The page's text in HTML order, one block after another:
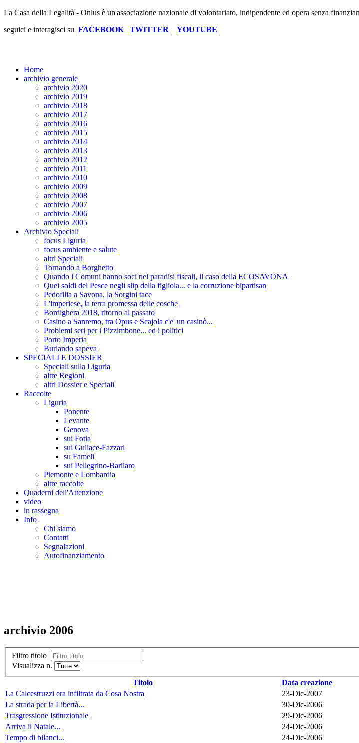
La Casa della Legalità - Onlus è un'associazione nazionale di volontariato, indipendente ed opera senza
seguici e interagisci su FACEBOOK TWITTER YOUTUBE
Home
archivio generale
archivio 2020
archivio 2019
archivio 2018
archivio 2017
archivio 2016
archivio 2015
archivio 2014
archivio 2013
archivio 2012
archivio 2011
archivio 2010
archivio 2009
archivio 2008
archivio 2007
archivio 2006
archivio 2005
Archivio Speciali
focus Liguria
focus ambiente e salute
altri Speciali
Tornando a Borghetto
Quando i Comuni hanno soci nei paradisi fiscali, il caso della ECOSAVONA
Quei soldi del Pesce negli slip della figliola... e la corruzione bipartisan
Pedofilia a Savona, la Sorgini tace
L'imperiese, la terra promessa delle cosche
Bordighera 2018, ritorno al passato
Casino a Sanremo, tra Opus e Scajola c'e' un casinò...
Problemi seri per i Pizzimbone... ed i politici
Porto Imperia
Burlando sapeva
SPECIALI E DOSSIER
Speciali sulla Liguria
altre Regioni
altri Dossier e Speciali
Raccolte
Liguria
Ponente
Levante
Genova
sui Fotia
sui Gullace-Fazzari
su Fameli
sui Pellegrino-Barilaro
Piemonte e Lombardia
altre raccolte
Quaderni dell'Attenzione
video
in rassegna
Info
Chi siamo
Contatti
Segnalazioni
Autofinanziamento
archivio 2006
Filtro titolo
Visualizza n.
Titolo
Data creazione
La Calcestruzzi era infiltrata da Cosa Nostra
23-Dic-2007
La strada per la Libertà...
30-Dic-2006
Trasgressione Istituzionale
29-Dic-2006
Arriva il Natale...
24-Dic-2006
Tempo di bilanci...
24-Dic-2006